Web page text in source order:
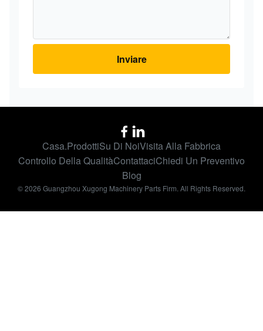
Inviare
Casa.ProdottiSu Di NoiVisita Alla Fabbrica
Controllo Della QualitàContattaciChiedi Un Preventivo
Blog
© 2026 Guangzhou Xugong Machinery Parts Firm. All Rights Reserved.